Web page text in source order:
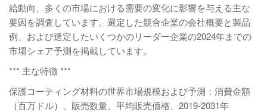
給動向、多くの市場における需要の変化に影響を与える主な
要因を調査しています。選定した競合企業の会社概要と製品
例、および選定したいくつかのリーダー企業の2024年までの
市場シェア予測を掲載しています。
*** 主な特徴 ***
保護コーティング材料の世界市場規模および予測：消費金額
（百万ドル）、販売数量、平均販売価格、2019-2031年